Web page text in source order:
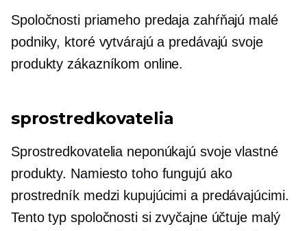
Spoločnosti priameho predaja zahŕňajú malé
podniky, ktoré vytvárajú a predávajú svoje
produkty zákazníkom online.
sprostredkovatelia
Sprostredkovatelia neponúkajú svoje vlastné
produkty. Namiesto toho fungujú ako
prostredník medzi kupujúcimi a predávajúcimi.
Tento typ spoločnosti si zvyčajne účtuje malý